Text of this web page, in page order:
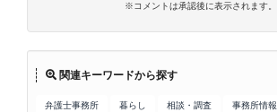
※コメントは承認後に表示されます。
関連キーワードから探す
弁護士事務所 暮らし 相談・調査 事務所情報